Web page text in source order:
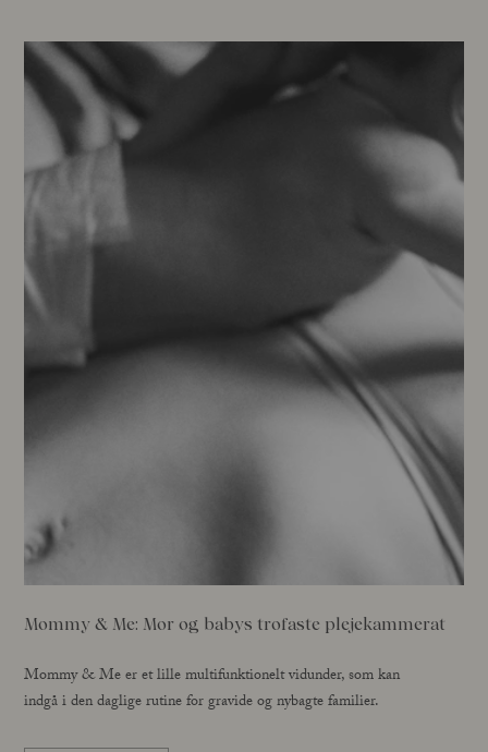
Mommy & Me: Mor og babys trofaste plejekammerat
Mommy & Me er et lille multifunktionelt vidunder, som kan
indgå i den daglige rutine for gravide og nybagte familier.